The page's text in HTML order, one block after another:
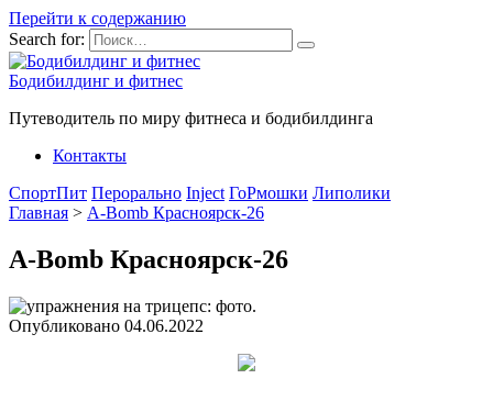
Перейти к содержанию
Search for:
Бодибилдинг и фитнес
Путеводитель по миру фитнеса и бодибилдинга
Контакты
СпортПит Перорально Inject ГоРмошки Липолики
Главная > A-Bomb Красноярск-26
A-Bomb Красноярск-26
Опубликовано 04.06.2022